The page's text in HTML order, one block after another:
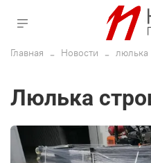
Главная Новости люлька
люлька